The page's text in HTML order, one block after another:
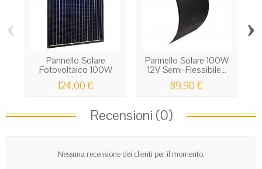
Pannello Solare
Fotovoltaico 100W
23V...
124,00 €
Pannello Solare 100W
12V Semi-Flessibile...
89,90 €
‹ ›
Recensioni (0)
Nessuna recensione dei clienti per il momento.